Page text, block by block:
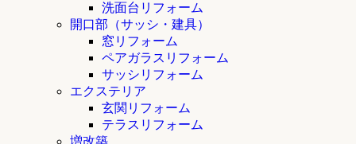
洗面台リフォーム
開口部（サッシ・建具）
窓リフォーム
ペアガラスリフォーム
サッシリフォーム
エクステリア
玄関リフォーム
テラスリフォーム
増改築